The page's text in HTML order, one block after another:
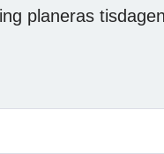
planeras